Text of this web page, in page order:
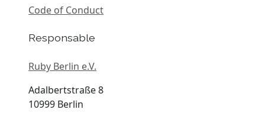
Code of Conduct
Responsable
Ruby Berlin e.V.
Adalbertstraße 8
10999 Berlin